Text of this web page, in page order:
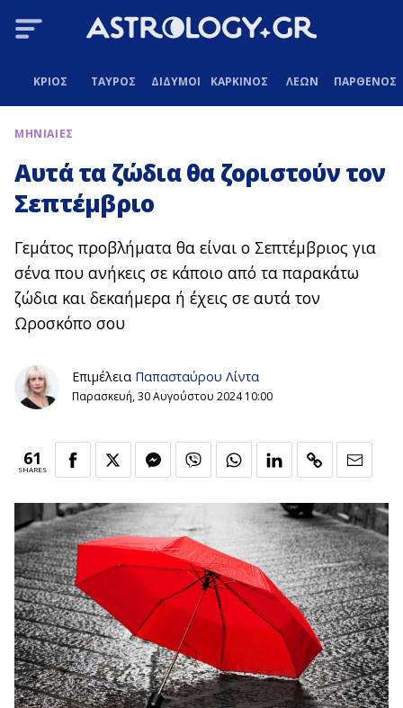
ΚΡΙΟΣ ΤΑΥΡΟΣ ΔΙΔΥΜΟΙ ΚΑΡΚΙΝΟΣ ΛΕΩΝ ΠΑΡΘΕΝΟΣ
ΜΗΝΙΑΙΕΣ
Αυτά τα ζώδια θα ζοριστούν τον
Σεπτέμβριο
Γεμάτος προβλήματα θα είναι ο Σεπτέμβριος για
σένα που ανήκεις σε κάποιο από τα παρακάτω
ζώδια και δεκαήμερα ή έχεις σε αυτά τον
Ωροσκόπο σου
Επιμέλεια Παπασταύρου Λίντα
Παρασκευή, 30 Αυγούστου 2024 10:00
61
SHARES